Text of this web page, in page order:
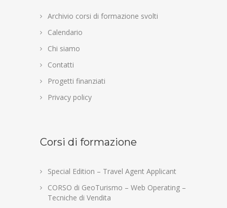
Archivio corsi di formazione svolti
Calendario
Chi siamo
Contatti
Progetti finanziati
Privacy policy
Corsi di formazione
Special Edition – Travel Agent Applicant
CORSO di GeoTurismo – Web Operating –
Tecniche di Vendita